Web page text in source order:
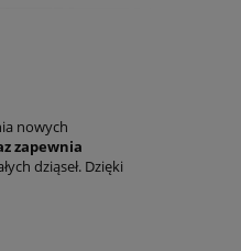
nowych
zapewnia
dziąseł. Dzięki